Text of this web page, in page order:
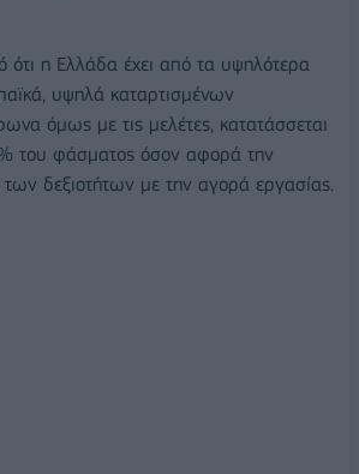
ότι η Ελλάδα έχει από τα υψηλότερα
υψηλά καταρτισμένων
όμως με τις μελέτες, κατατάσσεται
του φάσματος όσον αφορά την
των δεξιοτήτων με την αγορά εργασίας.